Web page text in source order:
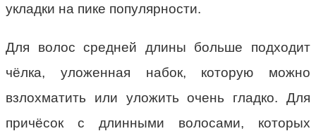
укладки на пике популярности.
Для волос средней длины больше подходит
чёлка, уложенная набок, которую можно
взлохматить или уложить очень гладко. Для
причёсок с длинными волосами, которых